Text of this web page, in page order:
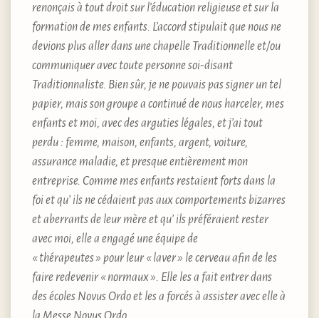
renonçais à tout droit sur l’éducation religieuse et sur la
formation de mes enfants. L’accord stipulait que nous ne
devions plus aller dans une chapelle Traditionnelle et/ou
communiquer avec toute personne soi-disant
Traditionnaliste. Bien sûr, je ne pouvais pas signer un tel
papier, mais son groupe a continué de nous harceler, mes
enfants et moi, avec des arguties légales, et j’ai tout
perdu : femme, maison, enfants, argent, voiture,
assurance maladie, et presque entièrement mon
entreprise. Comme mes enfants restaient forts dans la
foi et qu’ ils ne cédaient pas aux comportements bizarres
et aberrants de leur mère et qu’ ils préféraient rester
avec moi, elle a engagé une équipe de
« thérapeutes» pour leur« laver» le cerveau afin de les
faire redevenir« normaux». Elle les a fait entrer dans
des écoles Novus Ordo et les a forcés à assister avec elle à